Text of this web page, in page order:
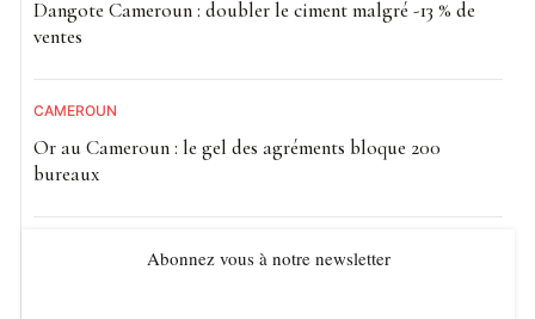
Dangote Cameroun : doubler le ciment malgré -13 % de
ventes
CAMEROUN
Or au Cameroun : le gel des agréments bloque 200
bureaux
Abonnez vous à notre newsletter